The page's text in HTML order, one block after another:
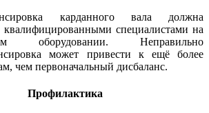
карданного вала должна
квалифицированными специалистами на
оборудовании. Неправильно
может привести к ещё более
чем первоначальный дисбаланс.
Профилактика